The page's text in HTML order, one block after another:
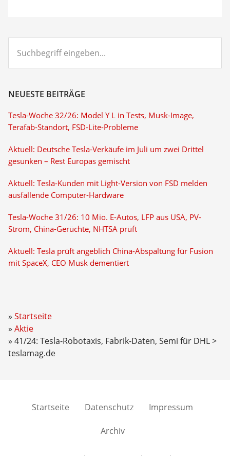
eingeben...
NEUESTE BEITRÄGE
Tesla-Woche 32/26: Model Y L in Tests, Musk-Image,
Terafab-Standort, FSD-Lite-Probleme
Aktuell: Deutsche Tesla-Verkäufe im Juli um zwei Drittel
gesunken – Rest Europas gemischt
Aktuell: Tesla-Kunden mit Light-Version von FSD melden
ausfallende Computer-Hardware
Tesla-Woche 31/26: 10 Mio. E-Autos, LFP aus USA, PV-
Strom, China-Gerüchte, NHTSA prüft
Aktuell: Tesla prüft angeblich China-Abspaltung für Fusion
mit SpaceX, CEO Musk dementiert
Startseite
Aktie
41/24: Tesla-Robotaxis, Fabrik-Daten, Semi für DHL >
teslamag.de
Startseite Datenschutz Impressum
Archiv